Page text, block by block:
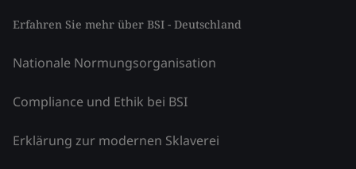
Erfahren Sie mehr über BSI - Deutschland
Nationale Normungsorganisation
Compliance und Ethik bei BSI
Erklärung zur modernen Sklaverei